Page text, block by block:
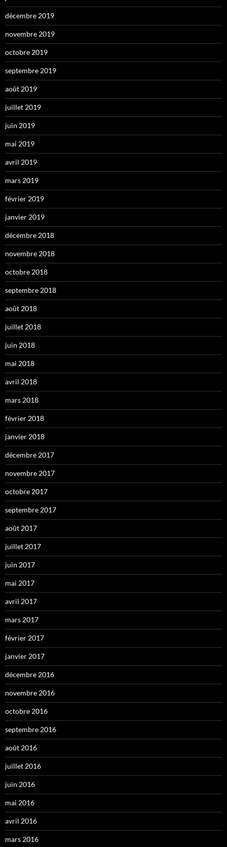
décembre 2019
novembre 2019
octobre 2019
septembre 2019
août 2019
juillet 2019
juin 2019
mai 2019
avril 2019
mars 2019
février 2019
janvier 2019
décembre 2018
novembre 2018
octobre 2018
septembre 2018
août 2018
juillet 2018
juin 2018
mai 2018
avril 2018
mars 2018
février 2018
janvier 2018
décembre 2017
novembre 2017
octobre 2017
septembre 2017
août 2017
juillet 2017
juin 2017
mai 2017
avril 2017
mars 2017
février 2017
janvier 2017
décembre 2016
novembre 2016
octobre 2016
septembre 2016
août 2016
juillet 2016
juin 2016
mai 2016
avril 2016
mars 2016